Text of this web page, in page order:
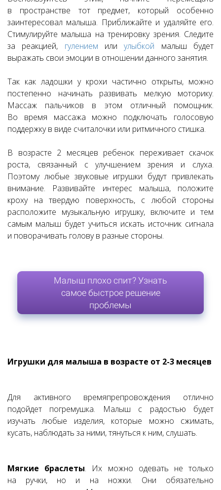
в пространстве тот предмет, который особенно
заинтересовал малыша. Приближайте и удаляйте его.
Стимулируйте малыша на тренировку зрения. Следите
за реакцией, гулением илиулыбкой малыш будет
выражать свои эмоции в отношении данного занятия.
Так как ладошки у крохи частично открыты, можно
постепенно начинать развивать мелкую моторику.
Массаж пальчиков в этом отличный помощник.
Во время массажа можно подключать голосовую
поддержку в виде считалочки или ритмичного стишка.
В возрасте 2 месяцев ребенок переживает скачок
роста, связанный с улучшением зрения и слуха.
Поэтому любые звуковые игрушки будут привлекать
внимание. Развивайте интерес малыша, положите
кроху на твердую поверхность, с любой стороны
расположите музыкальную игрушку, включите и тем
самым малыш будет учиться искать источник сигнала
и поворачивать голову в разные стороны.
Малыш плохо спит? Узнать
самое быстрое решение
проблемы
Игрушки для малыша в возрасте от 2-3 месяцев
Для активного времяпрепровождения отлично
подойдет погремушка. Малыш с радостью будет
изучать любые изделия, которые можно сжимать,
кусать, наблюдать за ними, тянуться к ним, слушать.
Мягкие браслеты. Их можно одевать не только
на ручки, но и на ножки. Они обязательно